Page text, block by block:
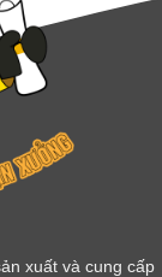
xuất và cung cấp